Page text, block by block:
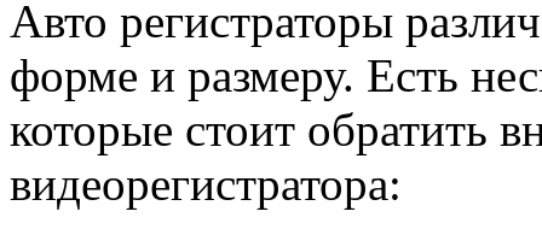
Авто регистраторы
форме и размеру. Есть
которые стоит обратить
видеорегистратора: